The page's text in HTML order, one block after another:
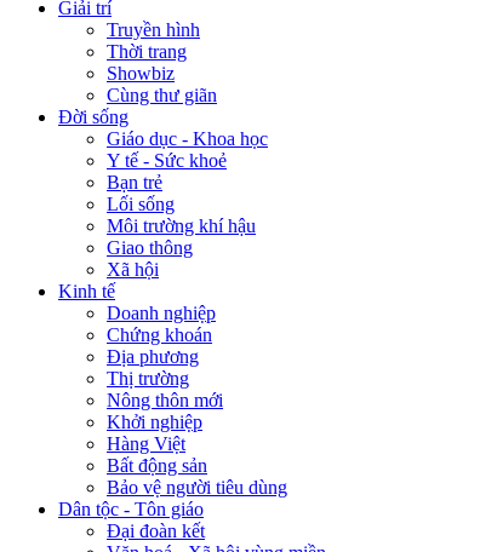
Giải trí
Truyền hình
Thời trang
Showbiz
Cùng thư giãn
Đời sống
Giáo dục - Khoa học
Y tế - Sức khoẻ
Bạn trẻ
Lối sống
Môi trường khí hậu
Giao thông
Xã hội
Kinh tế
Doanh nghiệp
Chứng khoán
Địa phương
Thị trường
Nông thôn mới
Khởi nghiệp
Hàng Việt
Bất động sản
Bảo vệ người tiêu dùng
Dân tộc - Tôn giáo
Đại đoàn kết